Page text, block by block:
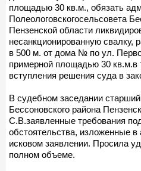
площадью 30 кв.м., обязать
Полеологовскогосельсовета
Пензенской области
несанкционированную свалку,
в 500 м. от дома № по ул.
примерной площадью 30 кв.м.в
вступления решения суда в
В судебном заседании
Бессоновского района
С.В.заявленные требования
обстоятельства, изложенные
исковом заявлении. Просила
полном объеме.